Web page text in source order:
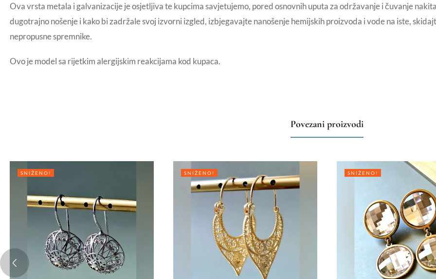
Ova vrsta metala i galvanizacije je osjetljiva te kupcima savjetujemo, pored osnovnih uputa za održavanje i čuvanje
dugotrajno nošenje i kako bi zadržale svoj izvorni izgled, izbjegavajte nanošenje hemijskih proizvoda i vode na iste,
nepropusne spremnike.
Ovo je model sa rijetkim alergijskim reakcijama kod kupaca.
Povezani proizvodi
SNIŽENO! SNIŽENO! SNIŽENO!